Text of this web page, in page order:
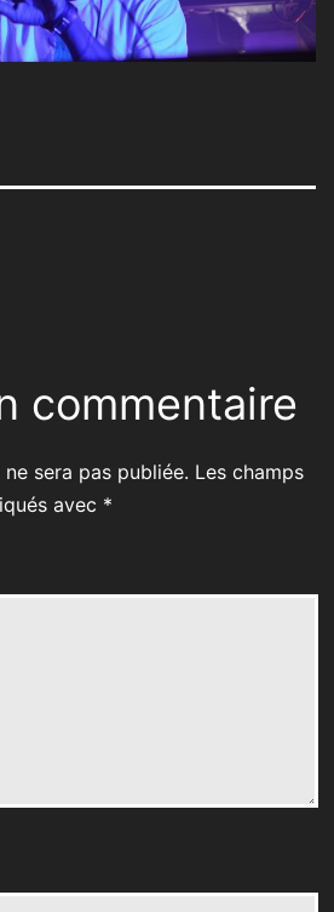
commentaire
sera pas publiée. Les champs
avec *